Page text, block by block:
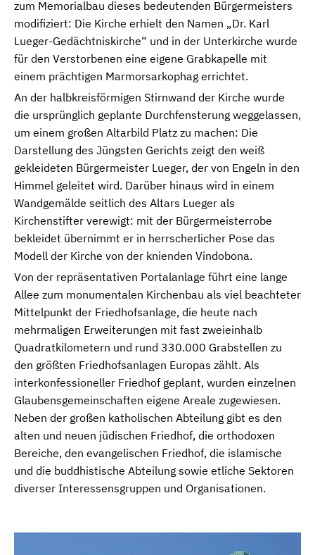
zum Memorialbau dieses bedeutenden Bürgermeisters
modifiziert: Die Kirche erhielt den Namen „Dr. Karl
Lueger-Gedächtniskirche“ und in der Unterkirche wurde
für den Verstorbenen eine eigene Grabkapelle mit
einem prächtigen Marmorsarkophag errichtet.
An der halbkreisförmigen Stirnwand der Kirche wurde
die ursprünglich geplante Durchfensterung weggelassen,
um einem großen Altarbild Platz zu machen: Die
Darstellung des Jüngsten Gerichts zeigt den weiß
gekleideten Bürgermeister Lueger, der von Engeln in den
Himmel geleitet wird. Darüber hinaus wird in einem
Wandgemälde seitlich des Altars Lueger als
Kirchenstifter verewigt: mit der Bürgermeisterrobe
bekleidet übernimmt er in herrscherlicher Pose das
Modell der Kirche von der knienden Vindobona.
Von der repräsentativen Portalanlage führt eine lange
Allee zum monumentalen Kirchenbau als viel beachteter
Mittelpunkt der Friedhofsanlage, die heute nach
mehrmaligen Erweiterungen mit fast zweieinhalb
Quadratkilometern und rund 330.000 Grabstellen zu
den größten Friedhofsanlagen Europas zählt. Als
interkonfessioneller Friedhof geplant, wurden einzelnen
Glaubensgemeinschaften eigene Areale zugewiesen.
Neben der großen katholischen Abteilung gibt es den
alten und neuen jüdischen Friedhof, die orthodoxen
Bereiche, den evangelischen Friedhof, die islamische
und die buddhistische Abteilung sowie etliche Sektoren
diverser Interessensgruppen und Organisationen.